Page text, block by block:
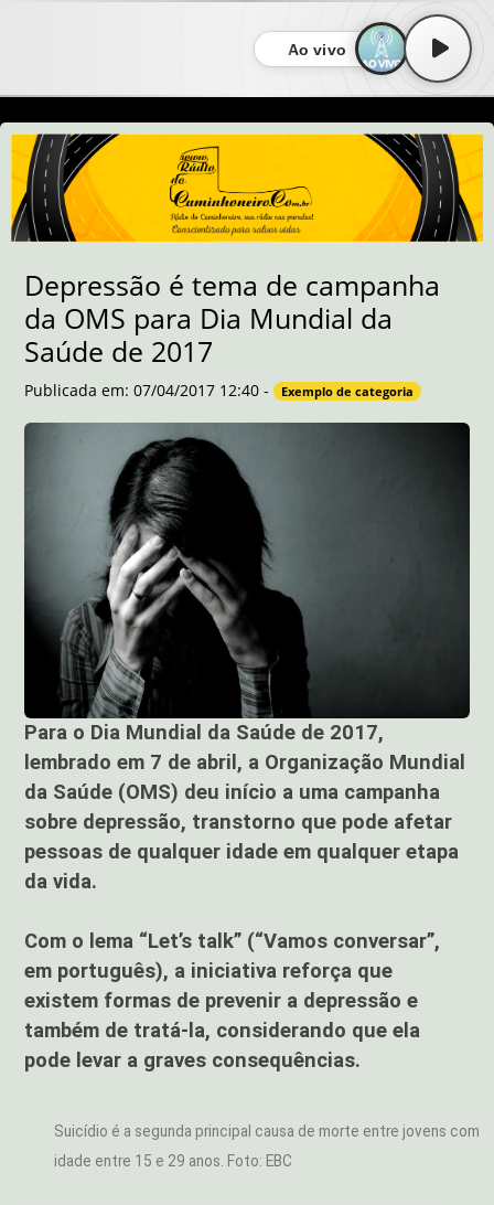
Ao vivo
Depressão é tema de campanha
da OMS para Dia Mundial da
Saúde de 2017
Publicada em: 07/04/2017 12:40 - Exemplo de categoria
Para o Dia Mundial da Saúde de 2017,
lembrado em 7 de abril, a Organização Mundial
da Saúde (OMS) deu início a uma campanha
sobre depressão, transtorno que pode afetar
pessoas de qualquer idade em qualquer etapa
da vida.
Com o lema “Let’s talk” (“Vamos conversar”,
em português), a iniciativa reforça que
existem formas de prevenir a depressão e
também de tratá-la, considerando que ela
pode levar a graves consequências.
Suicídio é a segunda principal causa de morte entre jovens com
idade entre 15 e 29 anos. Foto: EBC